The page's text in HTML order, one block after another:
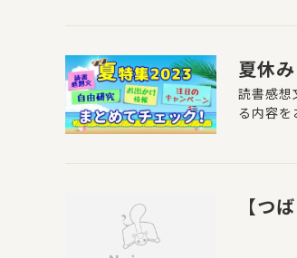
夏休
読書感想
る内容を
【つ